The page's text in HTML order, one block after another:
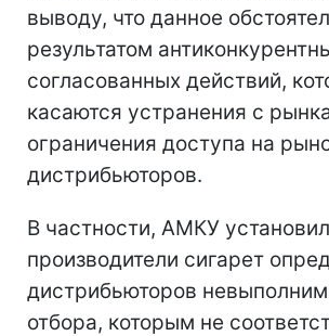
выводу, что данное
результатом
согласованных действий,
касаются устранения с
ограничения доступа на
дистрибьюторов.
В частности, АМКУ
производители сигарет
дистрибьюторов
отбора, которым не